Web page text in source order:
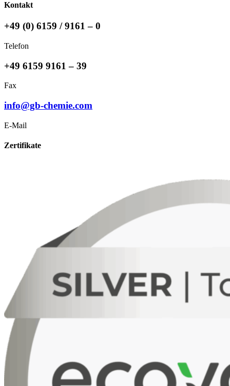
Kontakt
+49 (0) 6159 / 9161 – 0
Telefon
+49 6159 9161 – 39
Fax
info@gb-chemie.com
E-Mail
Zertifikate